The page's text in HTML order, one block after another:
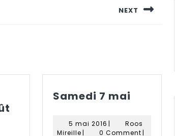
NEXT
Samedi 7 mai Samedi
mai
5 mai 2016 5
mai
|
Roos
MireilleRoos
| 0 Comment |